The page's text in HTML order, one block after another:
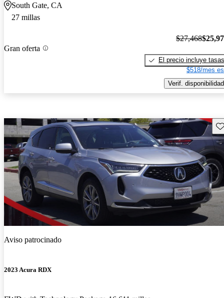
South Gate, CA
27 millas
Gran oferta
$27,468
El precio incluye tasas
$518/mes
Verif. disponibilidad
Aviso patrocinado
2023 Acura RDX